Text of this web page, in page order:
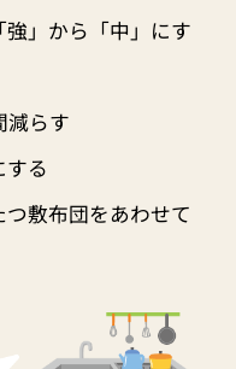
」から「中」にす
減らす
る
敷布団をあわせて